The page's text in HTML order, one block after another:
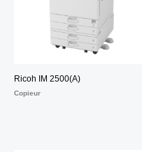
Ricoh IM 2500(A)
Copieur